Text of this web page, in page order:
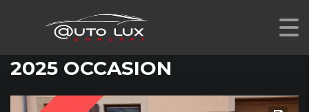
VOLKSWAGEN GOLF 8 GTI CLUBSPORT 2.0 TSI 300 CH
2025 OCCASION